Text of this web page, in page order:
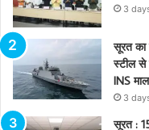
3
सूरत का
स्टील से
INS
3
सूरत :